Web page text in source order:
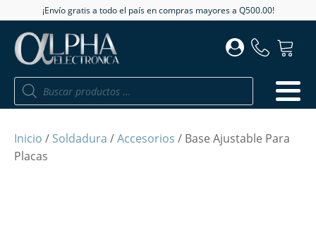
¡Envío gratis a todo el país en compras mayores a Q500.00!
Búsqueda
productos
Inicio / Soldadura /Accesorios / Base Ajustable Para
Placas